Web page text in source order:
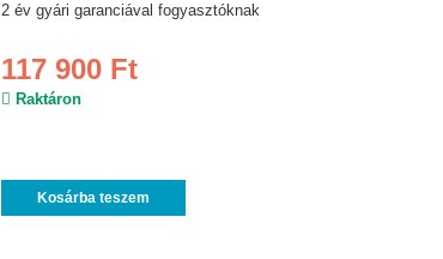
2 év gyári garanciával fogyasztóknak
117 900 Ft
Raktáron
Kosárba teszem